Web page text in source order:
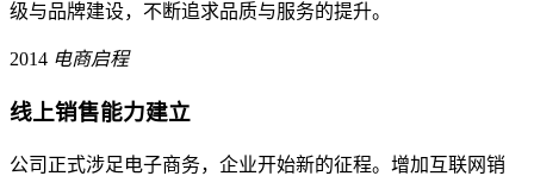
级与品牌建设，不断追求品质与服务的提升。
2014 电商启程
线上销售能力建立
公司正式涉足电子商务，企业开始新的征程。增加互联网销